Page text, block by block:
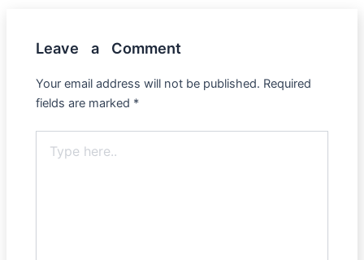
Leave a Comment
Your email address will not be published. Required
fields are marked *
here..